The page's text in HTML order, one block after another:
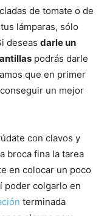
de tomate o de
lámparas, sólo
deseas darle un
podrás darle
que en primer
un mejor
con clavos y
broca fina la tarea
en colocar un poco
poder colgarlo en
terminada